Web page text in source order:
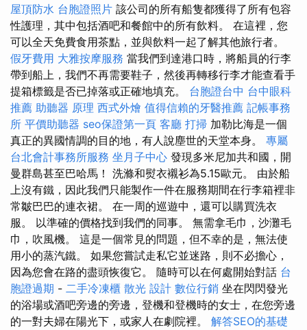
屋頂防水 台胞證照片 該公司的所有船隻都獲得了所有包容
性護理，其中包括酒吧和餐館中的所有飲料。 在這裡，您
可以全天免費食用茶點，並與飲料一起了解其他旅行者。
假牙費用 大雅按摩服務 當我們到達港口時，將船員的行李
帶到船上，我們不再需要鞋子，然後再轉移行李才能查看手
提箱標籤是否已掉落或正確地填充。 台胞證台中 台中眼科
推薦 助聽器 原理 西式外燴 值得信賴的牙醫推薦 記帳事務
所 平價助聽器 seo保證第一頁 客廳 打掃 加勒比海是一個
真正的異國情調的目的地，有人說塵世的天堂本身。 專屬
台北會計事務所服務 坐月子中心 發現多米尼加共和國，開
曼群島甚至巴哈馬！ 洗滌和熨衣襯衫為5.15歐元。 由於船
上沒有鐵，因此我們只能製作一件在服務期間在行李箱裡非
常皺巴巴的連衣裙。 在一周的巡遊中，還可以購買洗衣
服。 以準確的價格找到我們的同事。 無需拿毛巾，沙灘毛
巾，吹風機。 這是一個常見的問題，但不幸的是，無法使
用小的蒸汽鐵。 如果您嘗試走私它並迷路，則不必擔心，
因為您會在路的盡頭恢復它。 隨時可以在何處開始對話 台
胞證過期 - 二手冷凍櫃 散光 設計 數位行銷 坐在閃閃發光
的浴場或酒吧旁邊的旁邊，登機和登機時的女士，在您旁邊
的一對夫婦在陽光下，或家人在劇院裡。 解答SEO的基礎